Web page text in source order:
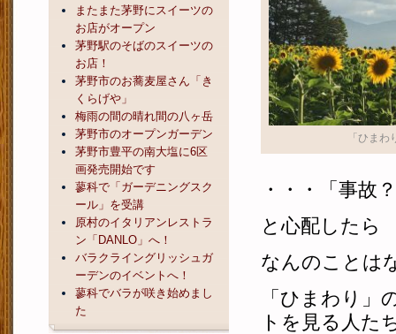
「ひまわ
・・・「事故
と心配したら
なんのことは
「ひまわり」
トを見る人た
またまた茅野にスイーツの
お店がオープン
茅野駅のそばのスイーツの
お店！
茅野市のお蕎麦屋さん「き
くらげや」
梅雨の間の晴れ間の八ヶ岳
茅野市のオープンガーデン
茅野市豊平の南大塩に6区
画発売開始です
蓼科で「ガーデニングスク
ール」を受講
原村のイタリアンレストラ
ン「DANLO」へ！
バラクライングリッシュガ
ーデンのイベントへ！
蓼科でバラが咲き始めまし
た